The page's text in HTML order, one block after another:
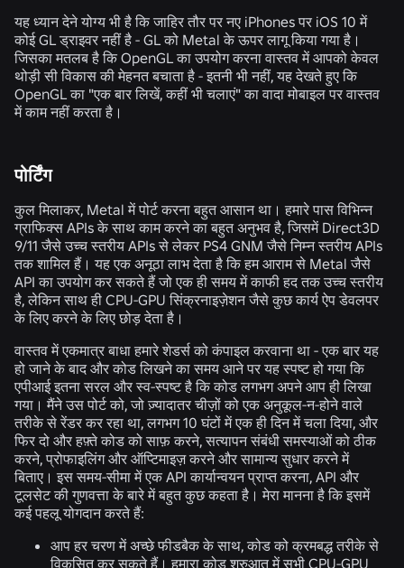
यह ध्यान देने योग्य भी है कि जाहिर तौर पर नए iPhones पर iOS 10 में
कोई GL ड्राइवर नहीं है - GL को Metal के ऊपर लागू किया गया है।
जिसका मतलब है कि OpenGL का उपयोग करना वास्तव में आपको केवल
थोड़ी सी विकास की मेहनत बचाता है - इतनी भी नहीं, यह देखते हुए कि
OpenGL का "एक बार लिखें, कहीं भी चलाएं" का वादा मोबाइल पर वास्तव
में काम नहीं करता है।
पोर्टिंग
कुल मिलाकर, Metal में पोर्ट करना बहुत आसान था। हमारे पास विभिन्न
ग्राफिक्स APIs के साथ काम करने का बहुत अनुभव है, जिसमें Direct3D
9/11 जैसे उच्च स्तरीय APIs से लेकर PS4 GNM जैसे निम्न स्तरीय APIs
तक शामिल हैं। यह एक अनूठा लाभ देता है कि हम आराम से Metal जैसे
API का उपयोग कर सकते हैं जो एक ही समय में काफी हद तक उच्च स्तरीय
है, लेकिन साथ ही CPU-GPU सिंक्रनाइज़ेशन जैसे कुछ कार्य ऐप डेवलपर
के लिए करने के लिए छोड़ देता है।
वास्तव में एकमात्र बाधा हमारे शेडर्स को कंपाइल करवाना था - एक बार यह
हो जाने के बाद और कोड लिखने का समय आने पर यह स्पष्ट हो गया कि
एपीआई इतना सरल और स्व-स्पष्ट है कि कोड लगभग अपने आप ही लिखा
गया। मैंने उस पोर्ट को, जो ज़्यादातर चीज़ों को एक अनुकूल-न-होने वाले
तरीके से रेंडर कर रहा था, लगभग 10 घंटों में एक ही दिन में चला दिया, और
फिर दो और हफ़्ते कोड को साफ़ करने, सत्यापन संबंधी समस्याओं को ठीक
करने, प्रोफाइलिंग और ऑप्टिमाइज़ करने और सामान्य सुधार करने में
बिताए। इस समय-सीमा में एक API कार्यान्वयन प्राप्त करना, API और
टूलसेट की गुणवत्ता के बारे में बहुत कुछ कहता है। मेरा मानना है कि इसमें
कई पहलू योगदान करते हैं:
आप हर चरण में अच्छे फीडबैक के साथ, कोड को क्रमबद्ध तरीके से
विकसित कर सकते हैं। हमारा कोड शुरुआत में सभी CPU-GPU